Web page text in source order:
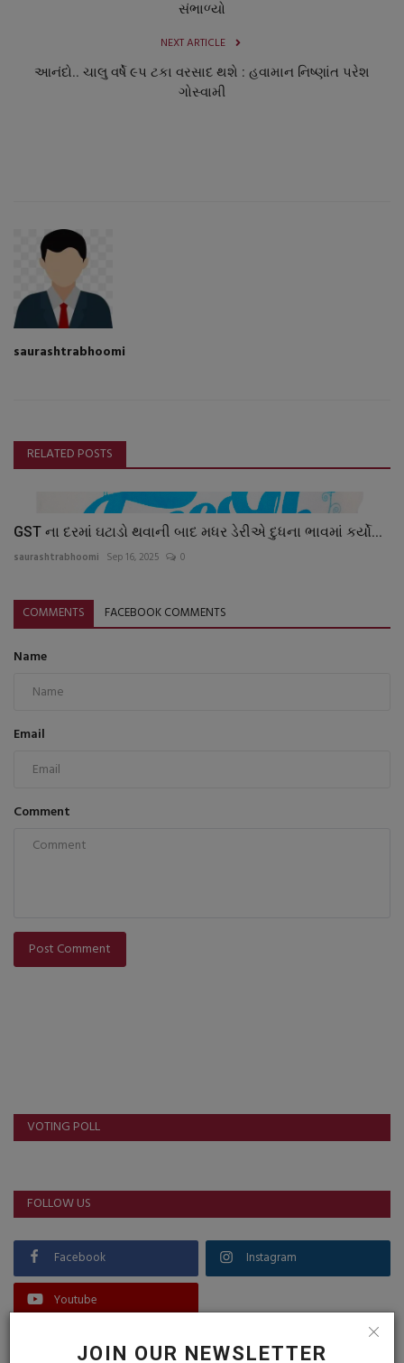
JOIN OUR NEWSLETTER
સંભાળ્યો
NEXT ARTICLE
આનંદો.. ચાલુ વર્ષે ૯પ ટકા વરસાદ થશે : હવામાન નિષ્ણાંત પરેશ
ગોસ્વામી
saurashtrabhoomi
RELATED POSTS
GST ના દરમાં ઘટાડો થવાની બાદ મધર ડેરીએ દુધના ભાવમાં કર્યો...
saurashtrabhoomi Sep 16, 2025 0
COMMENTS FACEBOOK COMMENTS
Name
Email
Comment
Post Comment
VOTING POLL
FOLLOW US
Facebook Instagram
Youtube